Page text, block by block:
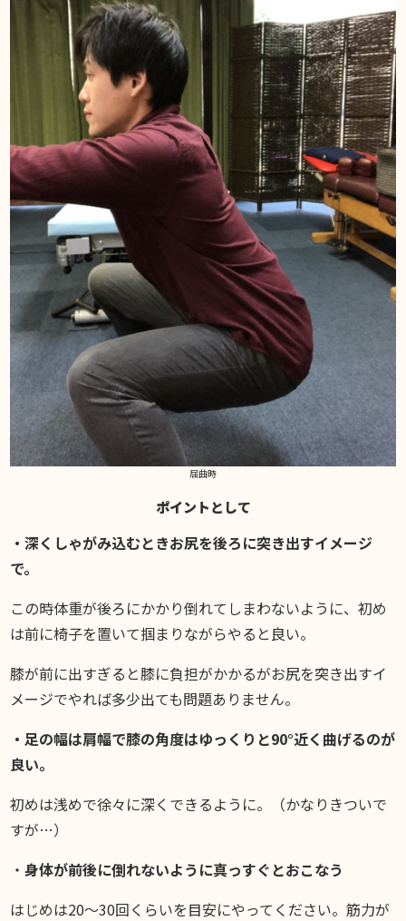
屈曲時
ポイントとして
・深くしゃがみ込むときお尻を後ろに突き出すイメージ
で。
この時体重が後ろにかかり倒れてしまわないように、初め
は前に椅子を置いて掴まりながらやると良い。
膝が前に出すぎると膝に負担がかかるがお尻を突き出すイ
メージでやれば多少出ても問題ありません。
・足の幅は肩幅で膝の角度はゆっくりと90°近く曲げるのが
良い。
初めは浅めで徐々に深くできるように。（かなりきついで
すが…）
・身体が前後に倒れないように真っすぐとおこなう
はじめは20〜30回くらいを目安にやってください。筋力が